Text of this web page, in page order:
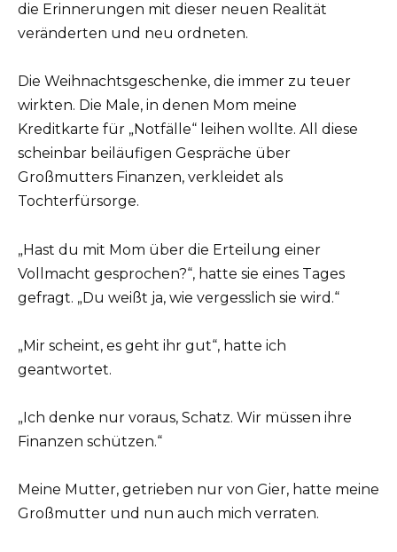
die Erinnerungen mit dieser neuen Realität
veränderten und neu ordneten.
Die Weihnachtsgeschenke, die immer zu teuer
wirkten. Die Male, in denen Mom meine
Kreditkarte für „Notfälle“ leihen wollte. All diese
scheinbar beiläufigen Gespräche über
Großmutters Finanzen, verkleidet als
Tochterfürsorge.
„Hast du mit Mom über die Erteilung einer
Vollmacht gesprochen?“, hatte sie eines Tages
gefragt. „Du weißt ja, wie vergesslich sie wird.“
„Mir scheint, es geht ihr gut“, hatte ich
geantwortet.
„Ich denke nur voraus, Schatz. Wir müssen ihre
Finanzen schützen.“
Meine Mutter, getrieben nur von Gier, hatte meine
Großmutter und nun auch mich verraten.